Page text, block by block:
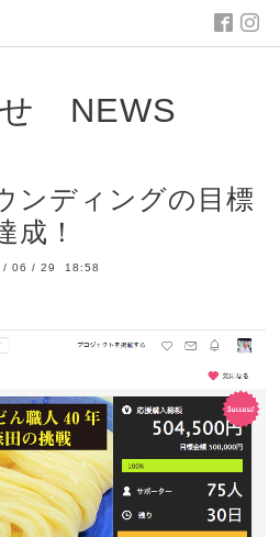
せ NEWS
ンディングの目標
成！
/ 06 / 29 18:58